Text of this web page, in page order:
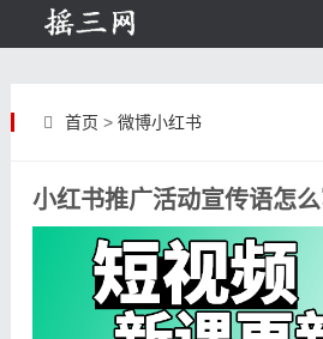
首页 > 微博小红书
小红书推广活动宣传语怎么